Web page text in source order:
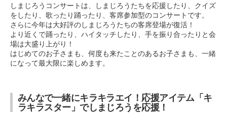
しまじろうコンサートは、しまじろうたちを応援したり、クイズ
をしたり、歌ったり踊ったり、客席参加型のコンサートです。
さらに今年は大好評のしまじろうたちの客席登場が復活！
より近くで踊ったり、ハイタッチしたり、手を振り合ったりと会
場は大盛り上がり！
はじめてのお子さまも、何度も来たことのあるお子さまも、一緒
になって最大限に楽しめます。
みんなで一緒にキラキラエイ！応援アイテム「キ
ラキラスター」でしまじろうを応援！